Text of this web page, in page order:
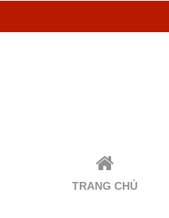
TRANG CHỦ